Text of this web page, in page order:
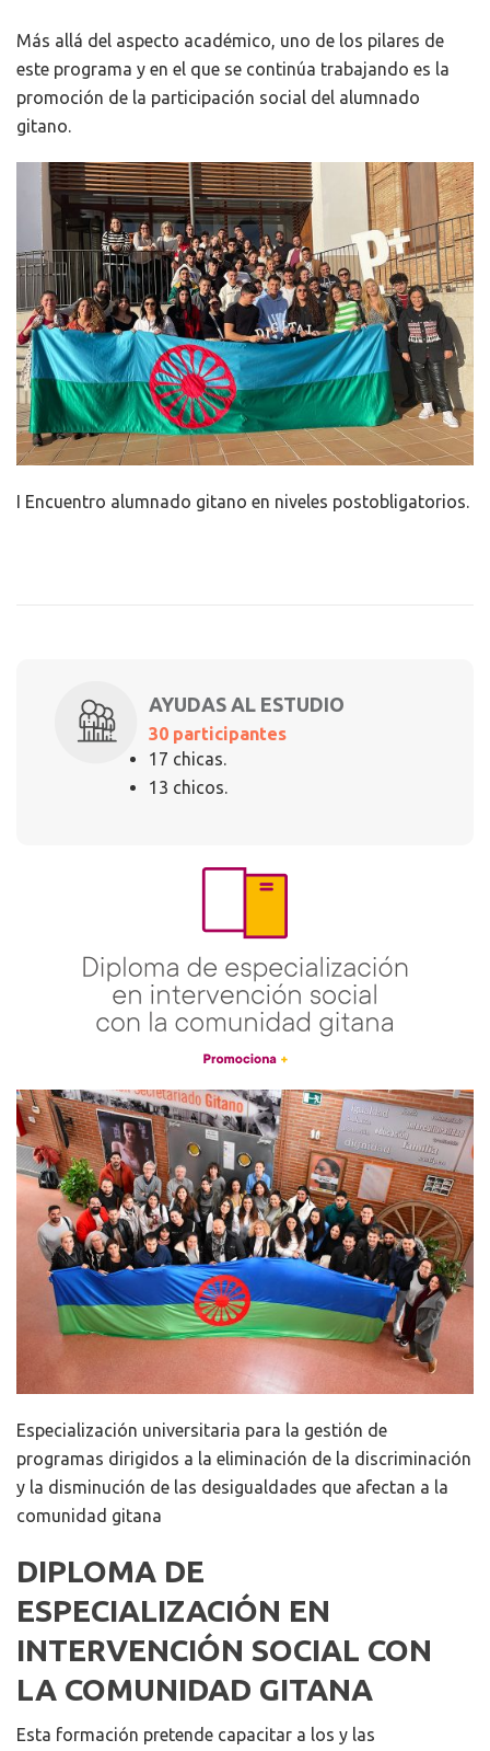
Más allá del aspecto académico, uno de los pilares de
este programa y en el que se continúa trabajando es la
promoción de la participación social del alumnado
gitano.
I Encuentro alumnado gitano en niveles postobligatorios.
AYUDAS AL ESTUDIO
30 participantes
17 chicas.
13 chicos.
Especialización universitaria para la gestión de
programas dirigidos a la eliminación de la discriminación
y la disminución de las desigualdades que afectan a la
comunidad gitana
DIPLOMA DE
ESPECIALIZACIÓN EN
INTERVENCIÓN SOCIAL CON
LA COMUNIDAD GITANA
Esta formación pretende capacitar a los y las